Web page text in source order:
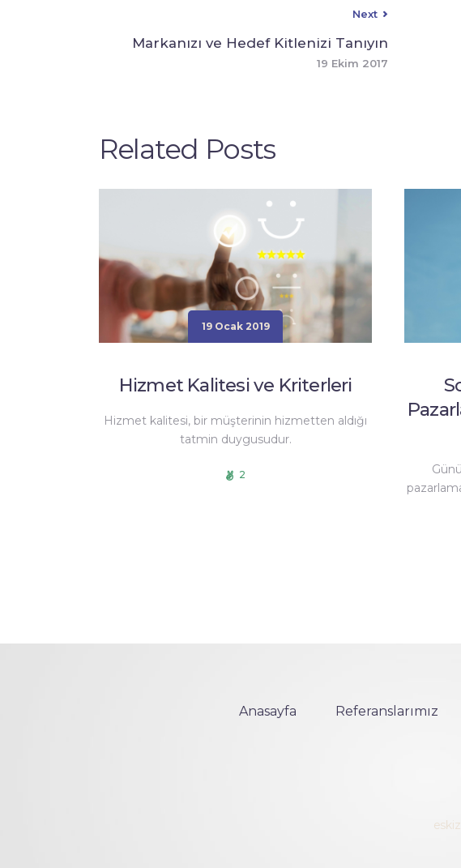
Next
Markanızı ve Hedef Kitlenizi Tanıyın
19 Ekim 2017
Related Posts
19 Ocak 2019
Hizmet Kalitesi ve Kriterleri
Hizmet kalitesi, bir müşterinin hizmetten aldığı
tatmin duygusudur.
2
Anasayfa Referanslarımız